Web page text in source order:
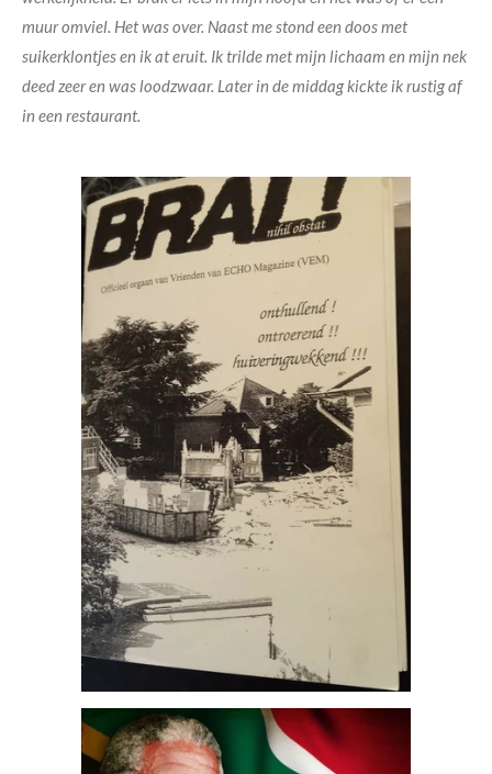
muur omviel. Het was over. Naast me stond een doos met
suikerklontjes en ik at eruit. Ik trilde met mijn lichaam en mijn nek
deed zeer en was loodzwaar. Later in de middag kickte ik rustig af
in een restaurant.